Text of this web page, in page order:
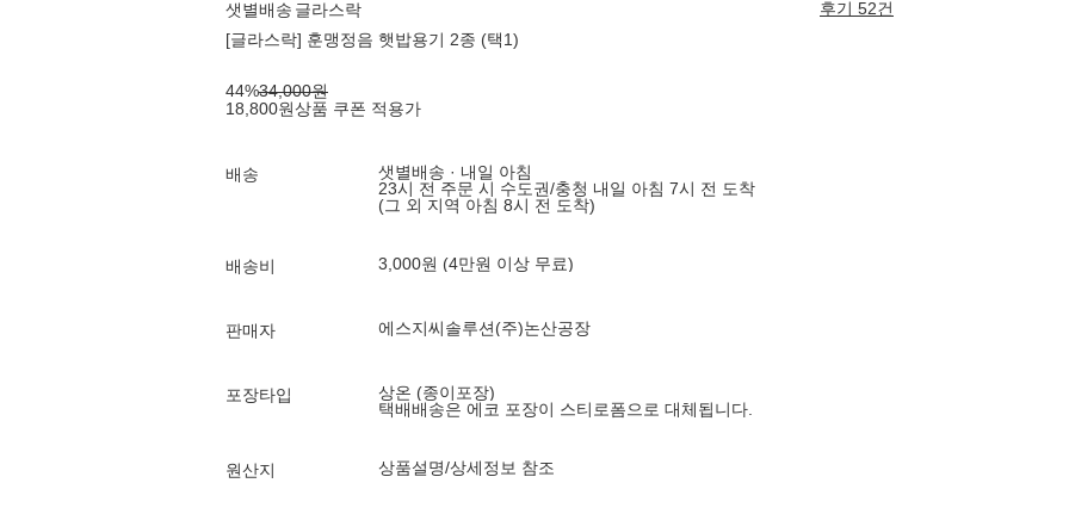
샛별배송 글라스락
후기 52건
[글라스락] 훈맹정음 햇밥용기 2종 (택1)
44%34,000원
18,800원상품 쿠폰 적용가
배송
샛별배송 · 내일 아침
23시 전 주문 시 수도권/충청 내일 아침 7시 전 도착
(그 외 지역 아침 8시 전 도착)
배송비 3,000원 (4만원 이상 무료)
판매자 에스지씨솔루션(주)논산공장
포장타입
상온 (종이포장)
택배배송은 에코 포장이 스티로폼으로 대체됩니다.
원산지 상품설명/상세정보 참조